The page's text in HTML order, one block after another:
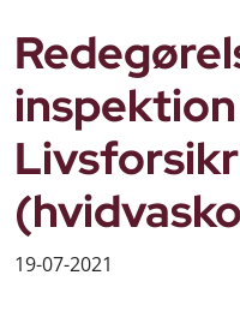
inspektion
19-07-2021